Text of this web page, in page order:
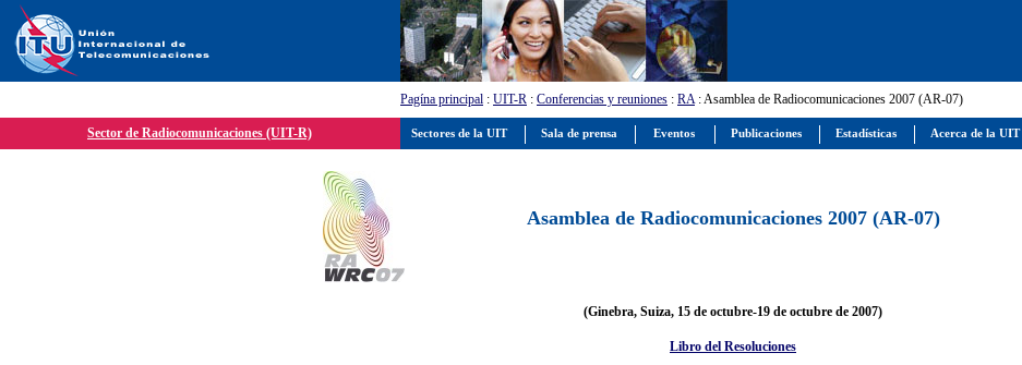
Pagína principal : UIT-R : Conferencias y reuniones : RA: Asamblea de Radiocomunicaciones 2007 (AR-07)
Sector de Radiocomunicaciones (UIT-R)
Asamblea de Radiocomunicaciones 2007 (AR-07)
(Ginebra, Suiza, 15 de octubre-19 de octubre de 2007)
Libro del Resoluciones
Sectores de la UIT Sala de prensa Eventos Publicaciones Estadísticas Acerca de la UIT